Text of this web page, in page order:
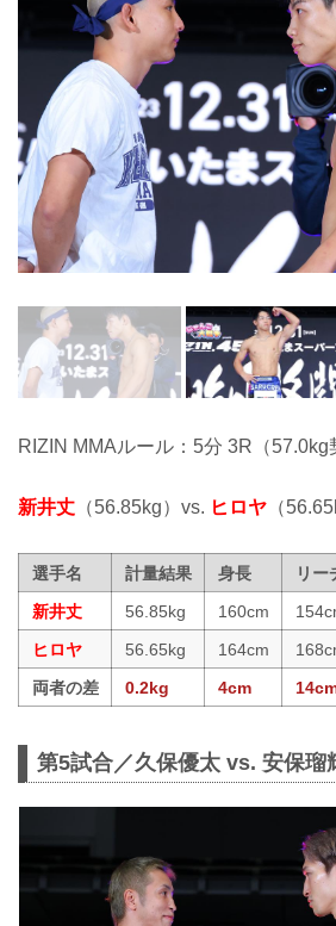
RIZIN MMAルール：5分 3R（57.0kg
新井丈 （56.85kg）vs. ヒロヤ （
選手名 計量結果 身長
リー
新井丈
56.85kg 160cm
ヒロヤ
56.65kg 164cm
両者の差
0.2kg 4cm
第5試合／久保優太 vs. 安保瑠